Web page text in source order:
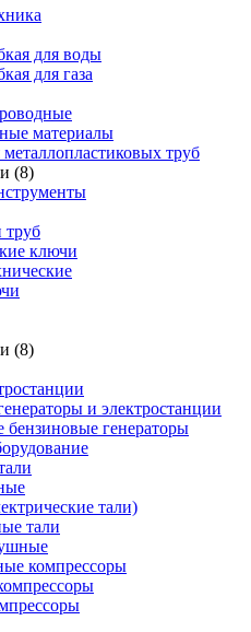
для воды
для газа
материалы
труб
(8)
труб
ключи
(8)
и электростанции
генераторы
тали)
тали
компрессоры